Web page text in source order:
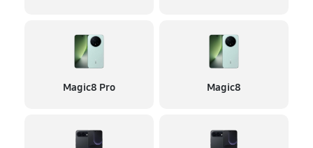
Magic8 Pro Magic8